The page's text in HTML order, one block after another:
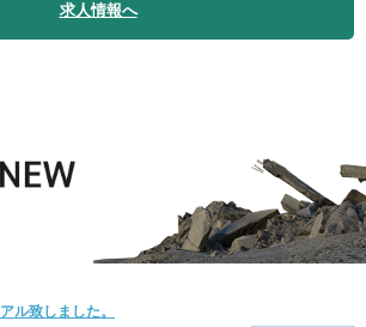
求人情報へ
ル致しました。